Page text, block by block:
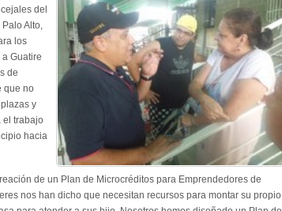
del
Alto,
los
Guatire
de
que no
y
el trabajo
hacia
de un Plan de Microcréditos para Emprendedores de
nos han dicho que necesitan recursos para montar su propio